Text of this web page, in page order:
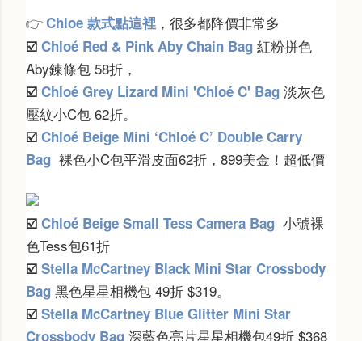
👉 Chloe 款式點這裡 ，很多都降價非常多
☑️ Chloé Red & Pink Aby Chain Bag 紅粉拼色
Aby鍊條包 58折，
☑️ Chloé Grey Lizard Mini 'Chloé C' Bag 淡灰色
壓紋小C包 62折。
☑️ Chloé Beige Mini ‘Chloé C’ Double Carry
Bag 裸色小C包平滑皮面62折，899美金！超低價
☑️ Chloé Beige Small Tess Camera Bag 小號裸
色Tess包61折
☑️ Stella McCartney Black Mini Star Crossbody
Bag 黑色星星相機包 49折 $319。
☑️ Stella McCartney Blue Glitter Mini Star
Crossbody Bag 深藍色亮片星星相機包49折 $368